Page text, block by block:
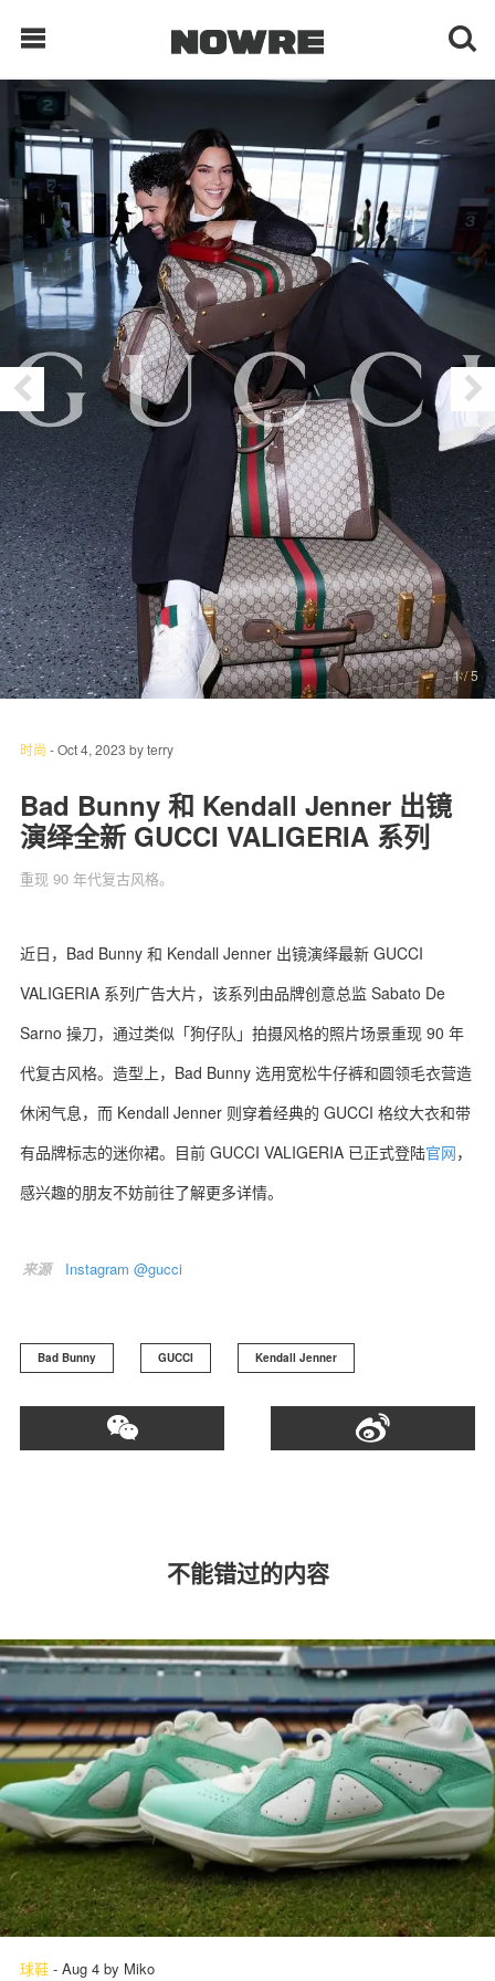
每日鲜榨
现客视点
每日栏目
时 尚
球 鞋
生 活
科 技
关于我们 联系我们
1/ 5
时尚 -Oct 4, 2023 byterry
Bad Bunny 和 Kendall Jenner 出镜
演绎全新 GUCCI VALIGERIA 系列
重现 90 年代复古风格。
近日，Bad Bunny 和 Kendall Jenner 出镜演绎最新 GUCCI
VALIGERIA 系列广告大片，该系列由品牌创意总监 Sabato De
Sarno 操刀，通过类似「狗仔队」拍摄风格的照片场景重现 90 年
代复古风格。造型上，Bad Bunny 选用宽松牛仔裤和圆领毛衣营造
休闲气息，而 Kendall Jenner 则穿着经典的 GUCCI 格纹大衣和带
有品牌标志的迷你裙。目前 GUCCI VALIGERIA 已正式登陆官网，
感兴趣的朋友不妨前往了解更多详情。
来源 Instagram @gucci
Bad Bunny GUCCI Kendall Jenner
不能错过的内容
球鞋 - Aug 4 by Miko